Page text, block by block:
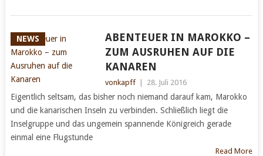
NEWS
ABENTEUER IN MAROKKO –
ZUM AUSRUHEN AUF DIE
KANAREN
vonkapff 28. Juli 2016
Eigentlich seltsam, das bisher noch niemand darauf kam, Marokko
und die kanarischen Inseln zu verbinden. Schließlich liegt die
Inselgruppe und das ungemein spannende Königreich gerade
einmal eine Flugstunde
Read More